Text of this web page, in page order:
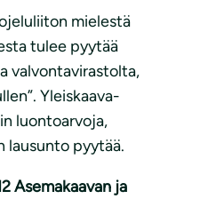
mielestä
tulee pyytää
valvontavirastolta,
Yleiskaava-
luontoarvoja,
lausunto pyytää.
Asemakaavan ja